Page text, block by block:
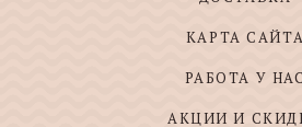
КАРТА САЙТА
РАБОТА У НАС
АКЦИИ И